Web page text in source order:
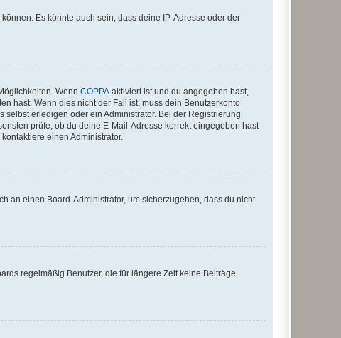
Es könnte auch sein, dass deine IP-Adresse oder der
Wenn COPPA aktiviert ist und du angegeben hast,
hast. Wenn dies nicht der Fall ist, muss dein Benutzerkonto
erledigen oder ein Administrator. Bei der Registrierung
prüfe, ob du deine E-Mail-Adresse korrekt eingegeben hast
einen Administrator.
an einen Board-Administrator, um sicherzugehen, dass du nicht
regelmäßig Benutzer, die für längere Zeit keine Beiträge